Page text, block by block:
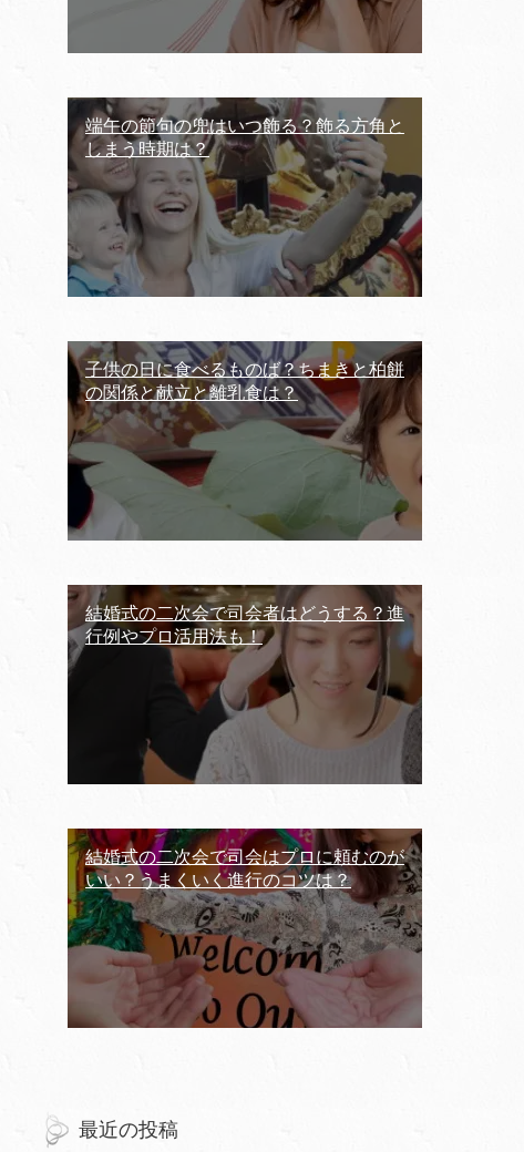
端午の節句の兜はいつ飾る？飾る方角と
しまう時期は？
子供の日に食べるものば？ちまきと柏餅
の関係と献立と離乳食は？
結婚式の二次会で司会者はどうする？進
行例やプロ活用法も！
結婚式の二次会で司会はプロに頼むのが
いい？うまくいく進行のコツは？
最近の投稿